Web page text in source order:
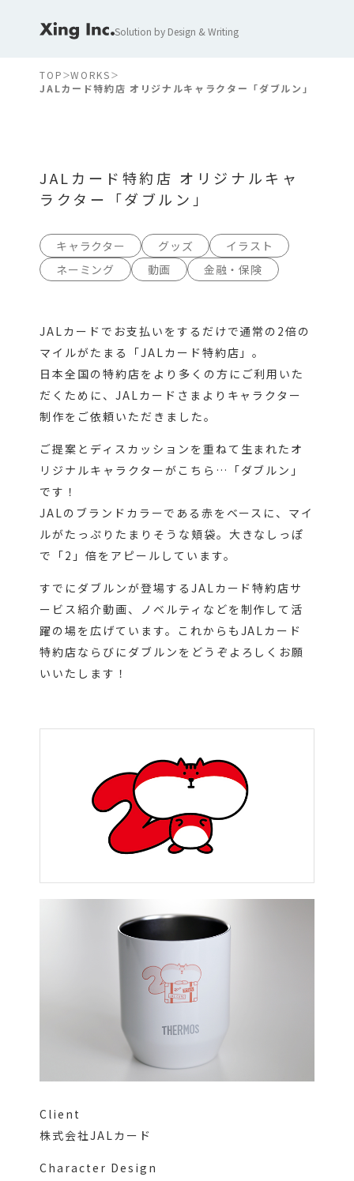
Solution by Design & Writing
TOP
WORKS
JALカード特約店 オリジナルキャラクター「ダブルン」
JALカード特約店 オリジナルキャ
ラクター「ダブルン」
キャラクター グッズ
イラスト
ネーミング
動画 金融・保険
JALカードでお支払いをするだけで通常の2倍の
マイルがたまる「JALカード特約店」。
日本全国の特約店をより多くの方にご利用いた
だくために、JALカードさまよりキャラクター
制作をご依頼いただきました。
ご提案とディスカッションを重ねて生まれたオ
リジナルキャラクターがこちら…「ダブルン」
です！
JALのブランドカラーである赤をベースに、マイ
ルがたっぷりたまりそうな頬袋。大きなしっぽ
で「2」倍をアピールしています。
すでにダブルンが登場するJALカード特約店サ
ービス紹介動画、ノベルティなどを制作して活
躍の場を広げています。これからもJALカード
特約店ならびにダブルンをどうぞよろしくお願
いいたします！
Client
株式会社JALカード
Character Design